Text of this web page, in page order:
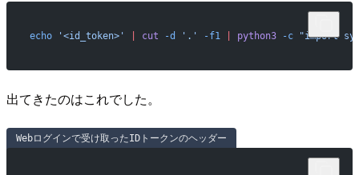
echo '<id_token>' cut -d '.' -f1 | python3 -c "import
出てきたのはこれでした。
Webログインで受け取ったIDトークンのヘッダー